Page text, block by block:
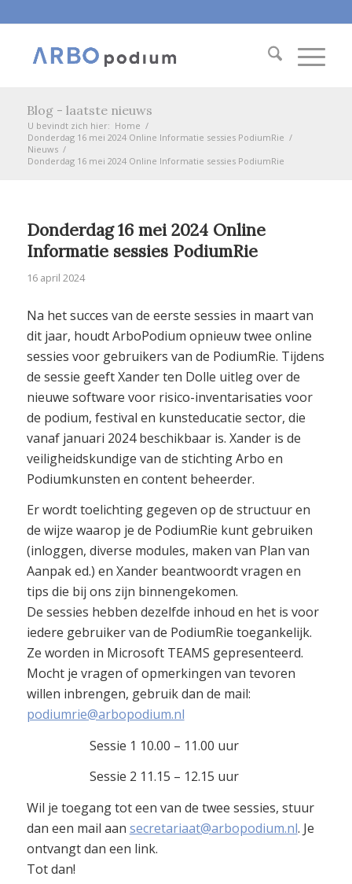
Blog - laatste nieuws
U bevindt zich hier: Home /
Donderdag 16 mei 2024 Online Informatie sessies PodiumRie /
Nieuws /
Donderdag 16 mei 2024 Online Informatie sessies PodiumRie
Donderdag 16 mei 2024 Online
Informatie sessies PodiumRie
16 april 2024
Na het succes van de eerste sessies in maart van
dit jaar, houdt ArboPodium opnieuw twee online
sessies voor gebruikers van de PodiumRie. Tijdens
de sessie geeft Xander ten Dolle uitleg over de
nieuwe software voor risico-inventarisaties voor
de podium, festival en kunsteducatie sector, die
vanaf januari 2024 beschikbaar is. Xander is de
veiligheidskundige van de stichting Arbo en
Podiumkunsten en content beheerder.
Er wordt toelichting gegeven op de structuur en
de wijze waarop je de PodiumRie kunt gebruiken
(inloggen, diverse modules, maken van Plan van
Aanpak ed.) en Xander beantwoordt vragen en
tips die bij ons zijn binnengekomen.
De sessies hebben dezelfde inhoud en het is voor
iedere gebruiker van de PodiumRie toegankelijk.
Ze worden in Microsoft TEAMS gepresenteerd.
Mocht je vragen of opmerkingen van tevoren
willen inbrengen, gebruik dan de mail:
podiumrie@arbopodium.nl
Sessie 1 10.00 – 11.00 uur
Sessie 2 11.15 – 12.15 uur
Wil je toegang tot een van de twee sessies, stuur
dan een mail aan secretariaat@arbopodium.nl. Je
ontvangt dan een link.
Tot dan!